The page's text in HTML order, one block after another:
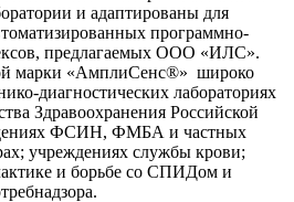
и адаптированы для
программно-
предлагаемых ООО «ИЛС».
марки «АмплиСенс®» широко
диагностических лабораториях
Здравоохранения Российской
ФСИН, ФМБА и частных
учреждениях службы крови;
и борьбе со СПИДом и